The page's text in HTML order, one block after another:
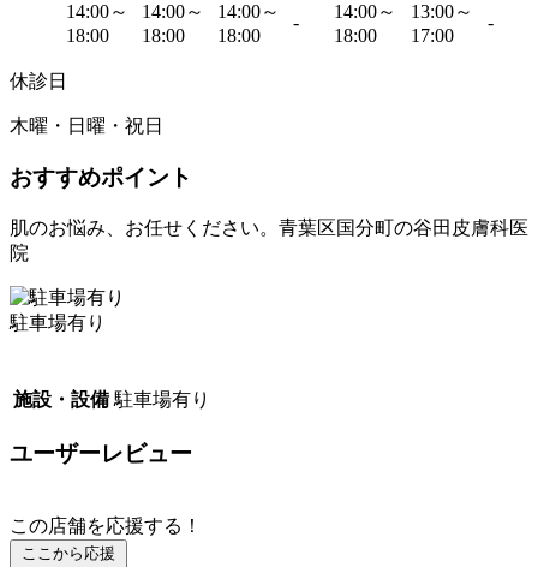
14:00～
18:00
14:00～
18:00
14:00～
18:00
-
14:00～
18:00
13:00～
17:00
-
休診日
木曜・日曜・祝日
おすすめポイント
肌のお悩み、お任せください。青葉区国分町の谷田皮膚科医
院
駐車場有り
施設・設備 駐車場有り
ユーザーレビュー
この店舗を応援する！
ここから応援